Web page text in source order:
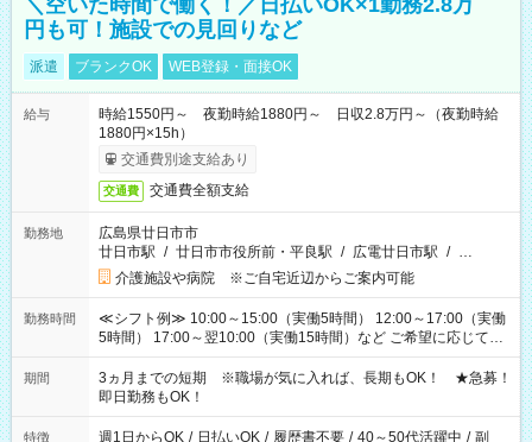
＼空いた時間で働く！／日払いOK×1勤務2.8万
円も可！施設での見回りなど
派遣 ブランクOK WEB登録・面接OK
給与
時給1550円～ 夜勤時給1880円～ 日収2.8万円～（夜勤時給
1880円×15h）
交通費別途支給あり
交通費 交通費全額支給
勤務地
広島県廿日市市
廿日市駅 / 廿日市市役所前・平良駅 / 広電廿日市駅 / …
介護施設や病院 ※ご自宅近辺からご案内可能
勤務時間
≪シフト例≫ 10:00～15:00（実働5時間） 12:00～17:00（実働
5時間） 17:00～翌10:00（実働15時間）など ご希望に応じて、
働く時間は調整できます！ お気軽に担当へ相談ください！
期間
3ヵ月までの短期 ※職場が気に入れば、長期もOK！ ★急募！
即日勤務もOK！
特徴 週1日からOK / 日払いOK / 履歴書不要 / 40～50代活躍中 / 副